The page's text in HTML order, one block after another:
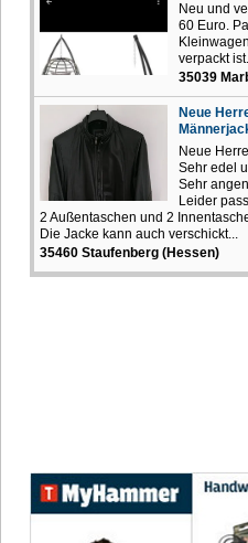
Neu und
60 Euro.
verpackt ist.
35039
Neue
Neue
Sehr edel
Sehr
Leider
2 Außentaschen und 2
Die Jacke kann auch verschickt...
35460 Staufenberg (Hessen)